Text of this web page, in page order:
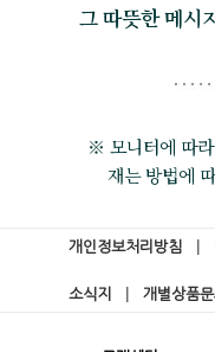
그 따뜻한 메시
※ 모니터에 따
재는 방법에
개인정보처리방침
소식지 개별상품문